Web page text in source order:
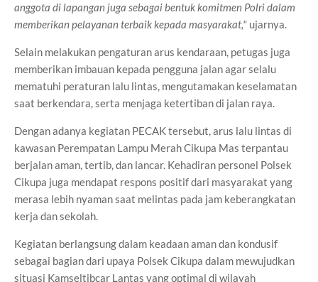
anggota di lapangan juga sebagai bentuk komitmen Polri dalam
memberikan pelayanan terbaik kepada masyarakat," ujarnya.
Selain melakukan pengaturan arus kendaraan, petugas juga
memberikan imbauan kepada pengguna jalan agar selalu
mematuhi peraturan lalu lintas, mengutamakan keselamatan
saat berkendara, serta menjaga ketertiban di jalan raya.
Dengan adanya kegiatan PECAK tersebut, arus lalu lintas di
kawasan Perempatan Lampu Merah Cikupa Mas terpantau
berjalan aman, tertib, dan lancar. Kehadiran personel Polsek
Cikupa juga mendapat respons positif dari masyarakat yang
merasa lebih nyaman saat melintas pada jam keberangkatan
kerja dan sekolah.
Kegiatan berlangsung dalam keadaan aman dan kondusif
sebagai bagian dari upaya Polsek Cikupa dalam mewujudkan
situasi Kamseltibcar Lantas yang optimal di wilayah